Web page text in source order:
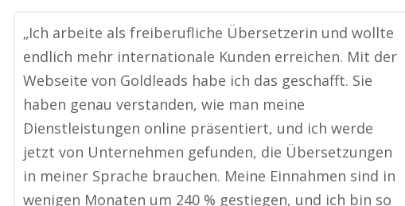
„Ich arbeite als freiberufliche Übersetzerin und wollte
endlich mehr internationale Kunden erreichen. Mit der
Webseite von Goldleads habe ich das geschafft. Sie
haben genau verstanden, wie man meine
Dienstleistungen online präsentiert, und ich werde
jetzt von Unternehmen gefunden, die Übersetzungen
in meiner Sprache brauchen. Meine Einnahmen sind in
wenigen Monaten um 240 % gestiegen, und ich bin so